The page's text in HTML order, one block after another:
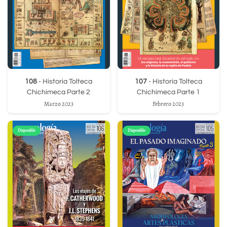
108 - Historia Tolteca
Chichimeca Parte 2
Marzo 2023
107- Historia Tolteca
Chichimeca Parte 1
Febrero 2023
Disponible Disponible